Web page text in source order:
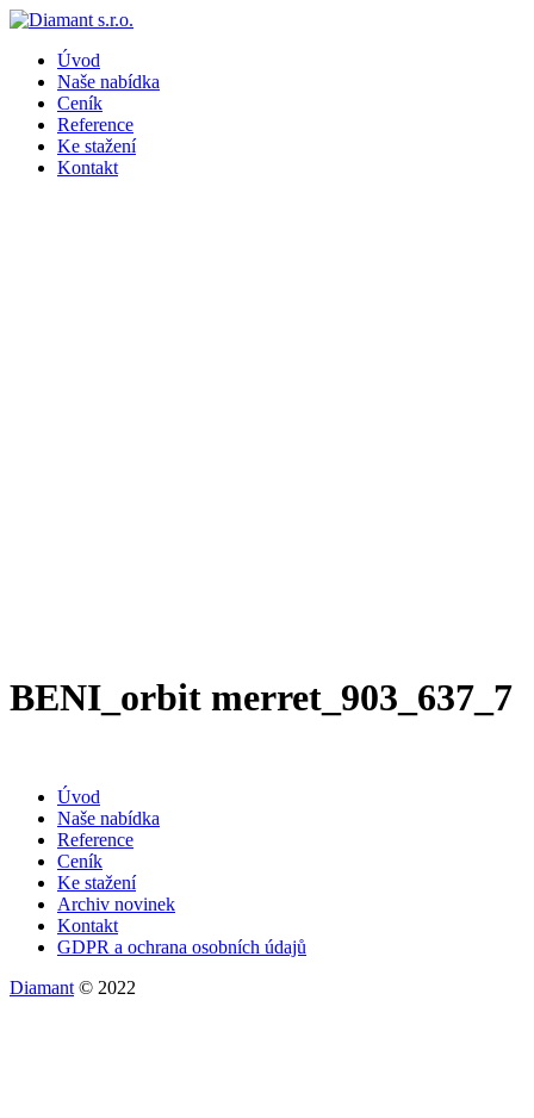
Úvod
Naše nabídka
Ceník
Reference
Ke stažení
Kontakt
BENI_orbit merret_903_637_7
Úvod
Naše nabídka
Reference
Ceník
Ke stažení
Archiv novinek
Kontakt
GDPR a ochrana osobních údajů
Diamant © 2022